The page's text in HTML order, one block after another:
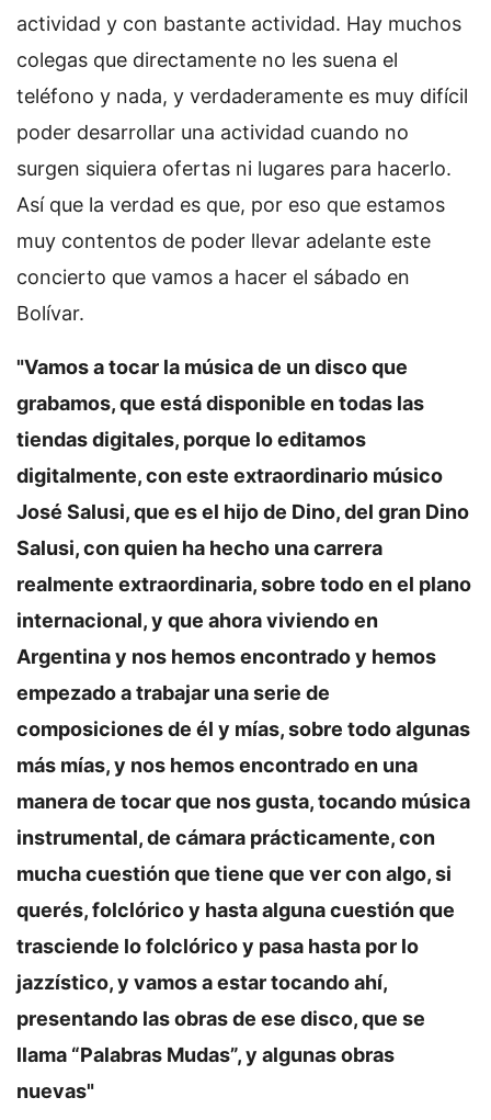
actividad y con bastante actividad. Hay muchos
colegas que directamente no les suena el
teléfono y nada, y verdaderamente es muy difícil
poder desarrollar una actividad cuando no
surgen siquiera ofertas ni lugares para hacerlo.
Así que la verdad es que, por eso que estamos
muy contentos de poder llevar adelante este
concierto que vamos a hacer el sábado en
Bolívar.
"Vamos a tocar la música de un disco que
grabamos, que está disponible en todas las
tiendas digitales, porque lo editamos
digitalmente, con este extraordinario músico
José Salusi, que es el hijo de Dino, del gran Dino
Salusi, con quien ha hecho una carrera
realmente extraordinaria, sobre todo en el plano
internacional, y que ahora viviendo en
Argentina y nos hemos encontrado y hemos
empezado a trabajar una serie de
composiciones de él y mías, sobre todo algunas
más mías, y nos hemos encontrado en una
manera de tocar que nos gusta, tocando música
instrumental, de cámara prácticamente, con
mucha cuestión que tiene que ver con algo, si
querés, folclórico y hasta alguna cuestión que
trasciende lo folclórico y pasa hasta por lo
jazzístico, y vamos a estar tocando ahí,
presentando las obras de ese disco, que se
llama “Palabras Mudas”, y algunas obras
nuevas"